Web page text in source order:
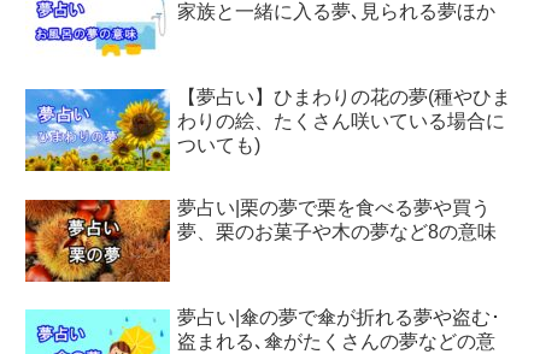
家族と一緒に入る夢､見られる夢ほか
【夢占い】ひまわりの花の夢(種やひま
わりの絵、たくさん咲いている場合に
ついても)
夢占い|栗の夢で栗を食べる夢や買う
夢、栗のお菓子や木の夢など8の意味
夢占い|傘の夢で傘が折れる夢や盗む･
盗まれる､傘がたくさんの夢などの意